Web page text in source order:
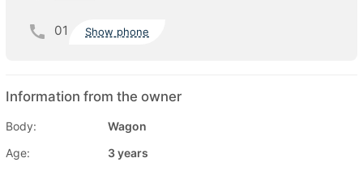
01 Show phone
Information from the owner
Body:
Wagon
Age:
3 years